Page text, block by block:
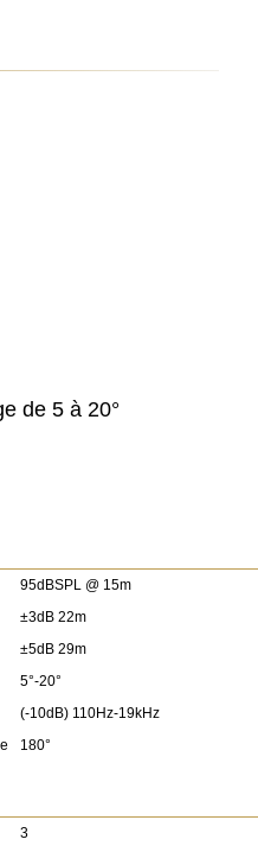
de 5 à 20°
95dBSPL @ 15m
±3dB 22m
±5dB 29m
5°-20°
(-10dB) 110Hz-19kHz
180°
3